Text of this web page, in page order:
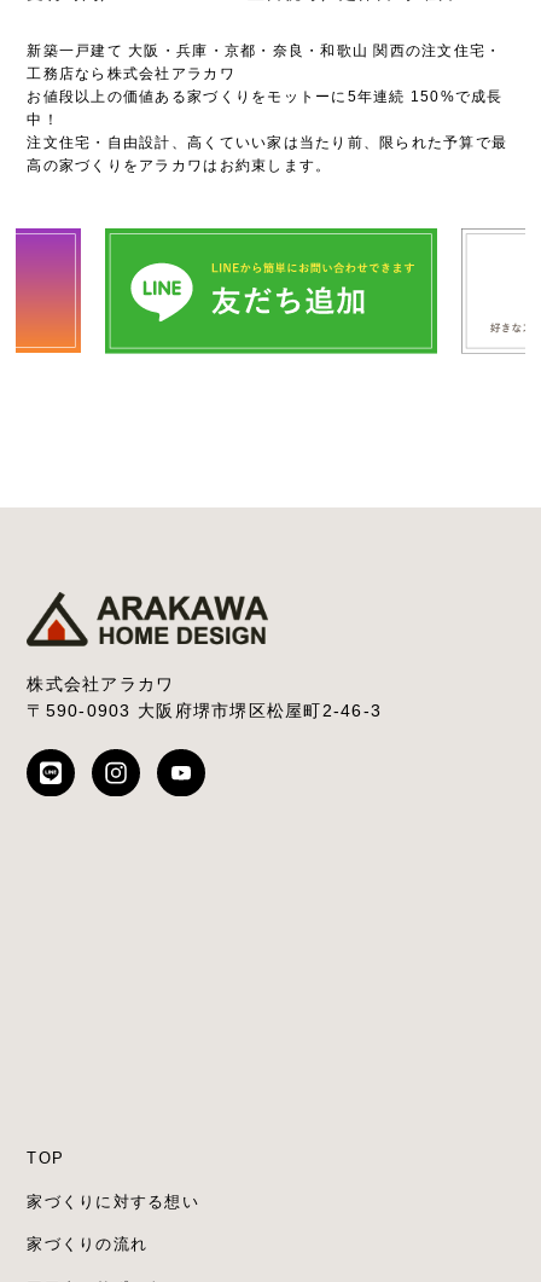
新築一戸建て 大阪・兵庫・京都・奈良・和歌山 関西の注文住宅・
工務店なら株式会社アラカワ
お値段以上の価値ある家づくりをモットーに5年連続 150%で成長
中！
注文住宅・自由設計、高くていい家は当たり前、限られた予算で最
高の家づくりをアラカワはお約束します。
株式会社アラカワ
〒590-0903 大阪府堺市堺区松屋町2-46-3
TOP
家づくりに対する想い
家づくりの流れ